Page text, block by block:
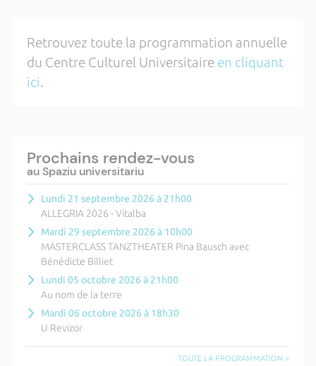
Retrouvez toute la programmation annuelle
du Centre Culturel Universitaire en cliquant
ici.
Prochains rendez-vous
au Spaziu universitariu
Lundi 21 septembre 2026 à 21h00
ALLEGRIA 2026 - Vitalba
Mardi 29 septembre 2026 à 10h00
MASTERCLASS TANZTHEATER Pina Bausch avec
Bénédicte Billiet
Lundi 05 octobre 2026 à 21h00
Au nom de la terre
Mardi 06 octobre 2026 à 18h30
U Revizor
TOUTE LA PROGRAMMATION >